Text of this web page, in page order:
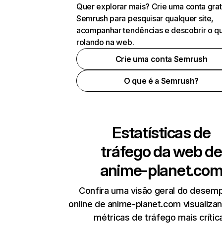
Quer explorar mais? Crie uma conta
Semrush para pesquisar qualquer site,
acompanhar tendências e descobrir o
rolando na web.
Crie uma conta Semrush
O que é a Semrush?
Estatísticas de
tráfego da web de
anime-
Confira uma visão geral do
online de anime-planet.com
métricas de tráfego mais